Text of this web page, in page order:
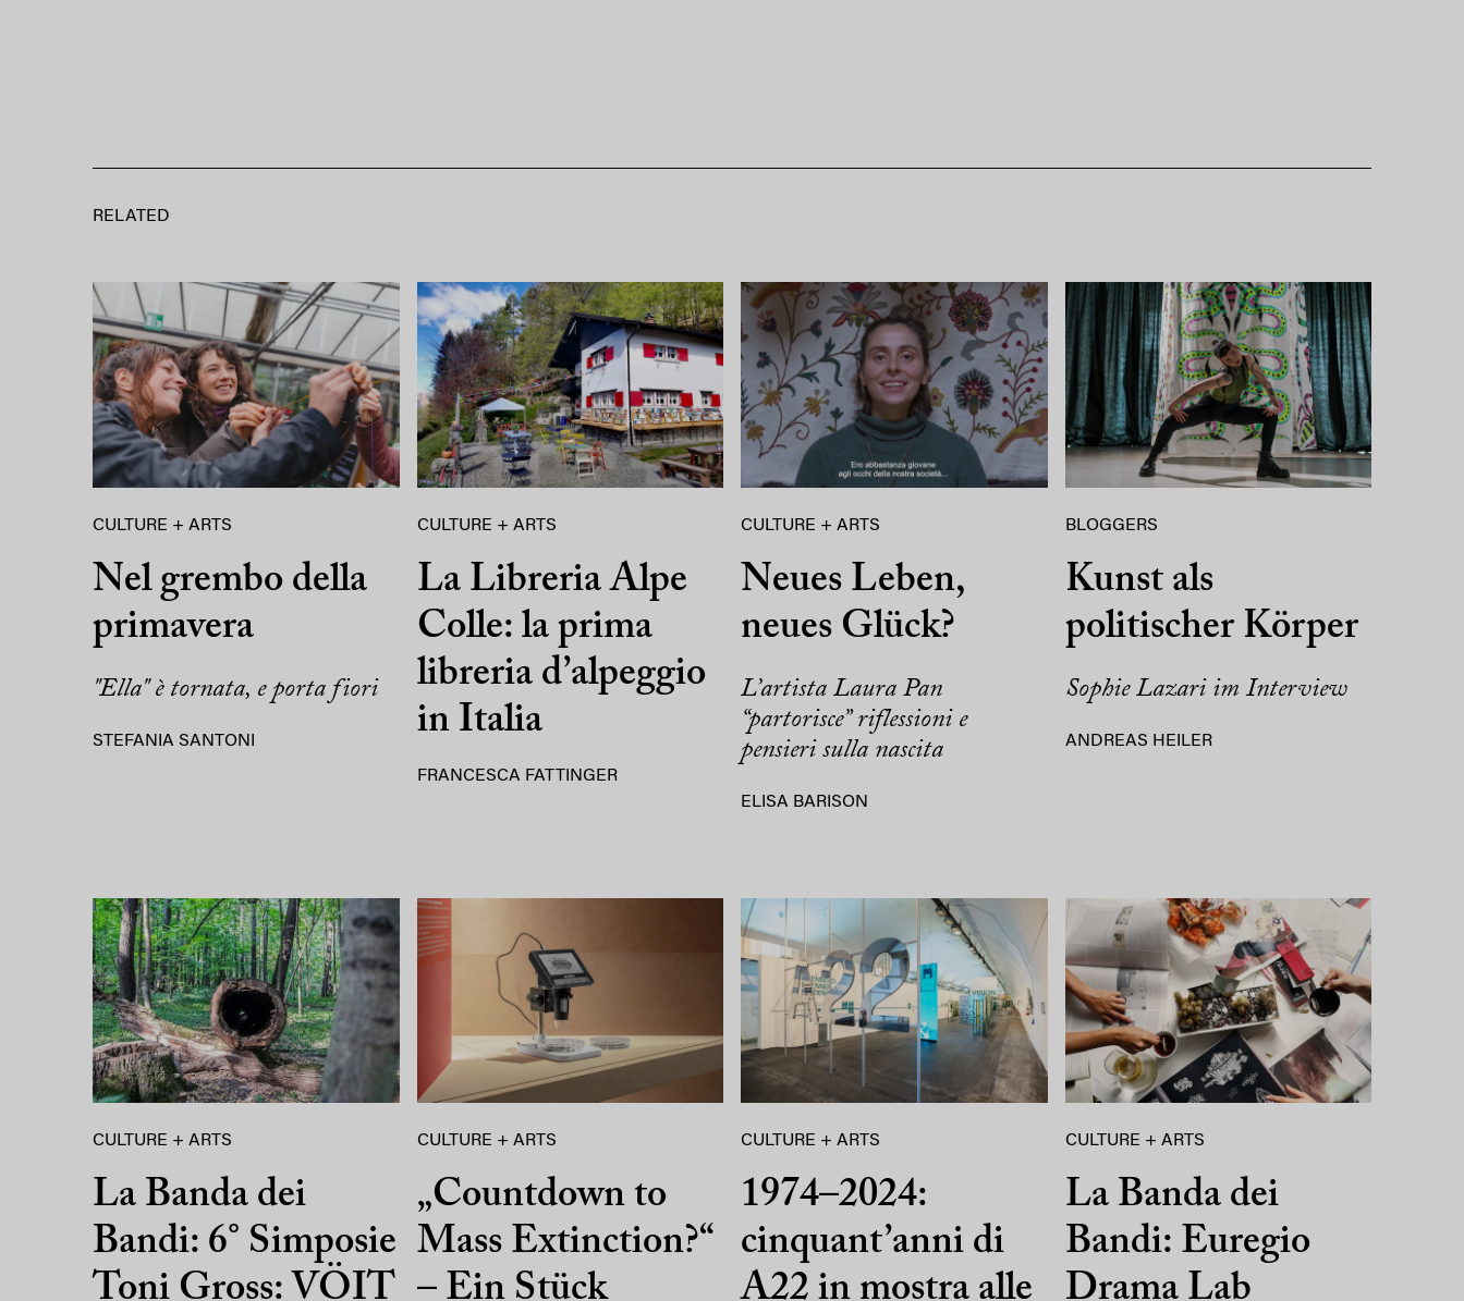
RELATED
CULTURE + ARTS
Nel grembo della
primavera
"Ella" è tornata, e porta fiori
STEFANIA SANTONI
CULTURE + ARTS
La Libreria Alpe
Colle: la prima
libreria d’alpeggio
in Italia
FRANCESCA FATTINGER
CULTURE + ARTS
Neues Leben,
neues Glück?
L’artista Laura Pan
“partorisce” riflessioni e
pensieri sulla nascita
ELISA BARISON
BLOGGERS
Kunst als
politischer Körper
Sophie Lazari im Interview
ANDREAS HEILER
CULTURE + ARTS
La Banda dei
Bandi: 6° Simposie
Toni Gross: VÖIT
CULTURE + ARTS
„Countdown to
Mass Extinction?“
– Ein Stück
CULTURE + ARTS
1974–2024:
cinquant’anni di
A22 in mostra alle
CULTURE + ARTS
La Banda dei
Bandi: Euregio
Drama Lab